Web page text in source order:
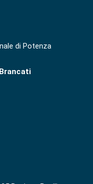
di Potenza